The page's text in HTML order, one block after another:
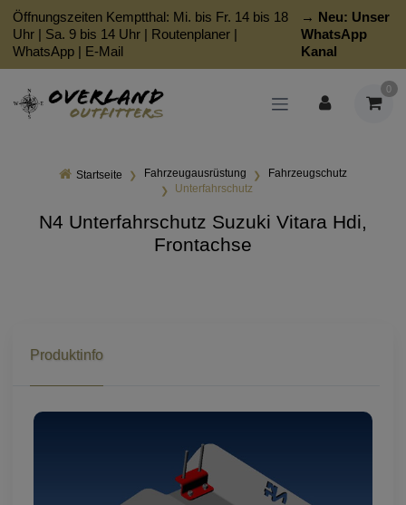
Öffnungszeiten Kemptthal: Mi. bis Fr. 14 bis 18
Uhr | Sa. 9 bis 14 Uhr | Routenplaner |
WhatsApp | E-Mail
→ Neu: Unser
WhatsApp
Kanal
0
Startseite Fahrzeugausrüstung
Fahrzeugschutz
Unterfahrschutz
N4 Unterfahrschutz Suzuki Vitara Hdi,
Frontachse
Produktinfo